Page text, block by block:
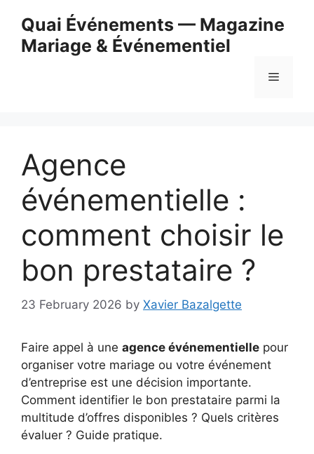
content
Quai Événements — Magazine
Mariage & Événementiel
Menu
Agence
événementielle :
comment choisir le
bon prestataire ?
23 February 2026 by Xavier Bazalgette
Faire appel à une agence événementielle pour
organiser votre mariage ou votre événement
d’entreprise est une décision importante.
Comment identifier le bon prestataire parmi la
multitude d’offres disponibles ? Quels critères
évaluer ? Guide pratique.